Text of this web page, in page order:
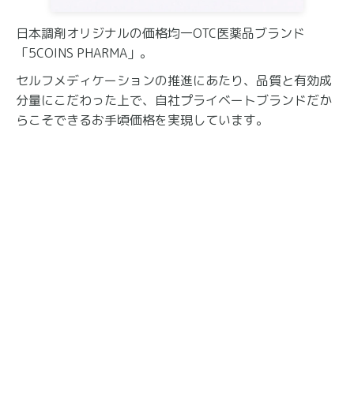
日本調剤オリジナルの価格均一OTC医薬品ブランド
「5COINS PHARMA」。
セルフメディケーションの推進にあたり、品質と有効成
分量にこだわった上で、自社プライベートブランドだか
らこそできるお手頃価格を実現しています。